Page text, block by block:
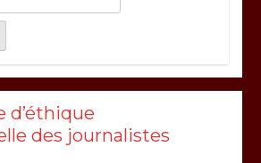
d’éthique
des journalistes